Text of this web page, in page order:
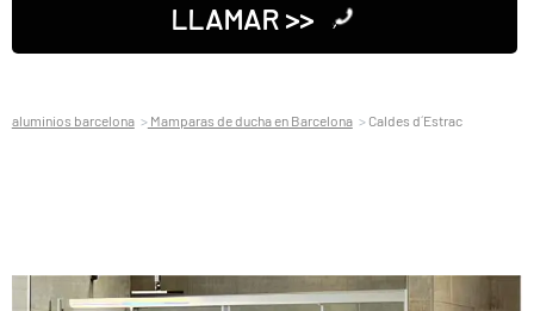
LLAMAR >>
aluminios barcelona Mamparas de ducha en Barcelona Caldes d´Estrac